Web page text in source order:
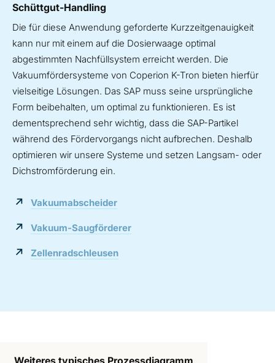
Schüttgut-Handling
Die für diese Anwendung geforderte Kurzzeitgenauigkeit
kann nur mit einem auf die Dosierwaage optimal
abgestimmten Nachfüllsystem erreicht werden. Die
Vakuumfördersysteme von Coperion K-Tron bieten hierfür
vielseitige Lösungen. Das SAP muss seine ursprüngliche
Form beibehalten, um optimal zu funktionieren. Es ist
dementsprechend sehr wichtig, dass die SAP-Partikel
während des Fördervorgangs nicht aufbrechen. Deshalb
optimieren wir unsere Systeme und setzen Langsam- oder
Dichstromförderung ein.
Vakuumabscheider
Vakuum-Saugförderer
Zellenradschleusen
Weiteres typisches Prozessdiagramm